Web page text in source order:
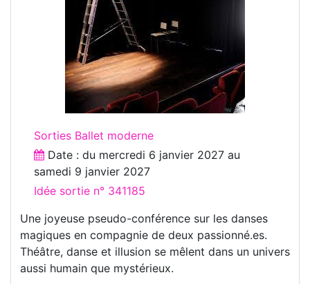
Sorties Ballet moderne
Date : du mercredi 6 janvier 2027 au
samedi 9 janvier 2027
Idée sortie n° 341185
Une joyeuse pseudo-conférence sur les danses
magiques en compagnie de deux passionné.es.
Théâtre, danse et illusion se mêlent dans un univers
aussi humain que mystérieux.